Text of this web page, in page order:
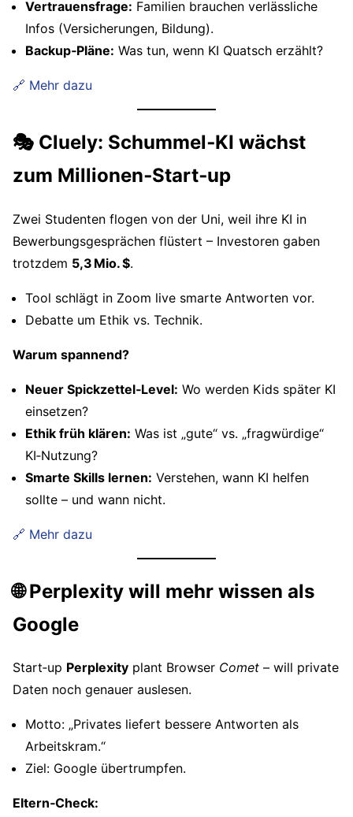
Vertrauensfrage: Familien brauchen verlässliche
Infos (Versicherungen, Bildung).
Backup‑Pläne: Was tun, wenn KI Quatsch erzählt?
🔗 Mehr dazu
🎭 Cluely: Schummel‑KI wächst
zum Millionen‑Start‑up
Zwei Studenten flogen von der Uni, weil ihre KI in
Bewerbungsgesprächen flüstert – Investoren gaben
trotzdem 5,3 Mio. $.
Tool schlägt in Zoom live smarte Antworten vor.
Debatte um Ethik vs. Technik.
Warum spannend?
Neuer Spickzettel‑Level: Wo werden Kids später KI
einsetzen?
Ethik früh klären: Was ist „gute“ vs. „fragwürdige“
KI‑Nutzung?
Smarte Skills lernen: Verstehen, wann KI helfen
sollte – und wann nicht.
🔗 Mehr dazu
🌐 Perplexity will mehr wissen als
Google
Start‑up Perplexity plant Browser Comet – will private
Daten noch genauer auslesen.
Motto: „Privates liefert bessere Antworten als
Arbeits­kram.“
Ziel: Google übertrumpfen.
Eltern‑Check: